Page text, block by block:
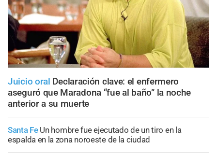
Juicio oral Declaración clave: el enfermero
aseguró que Maradona “fue al baño” la noche
anterior a su muerte
Santa Fe Un hombre fue ejecutado de un tiro en la
espalda en la zona noroeste de la ciudad